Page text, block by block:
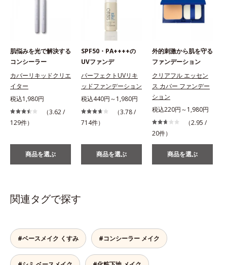
肌悩みを光で解決する
コンシーラー
カバーリキッドクリエ
イター
税込1,980円
（3.62 /
129件）
商品を選ぶ
SPF50・PA++++の
UVファンデ
パーフェクトUVリキ
ッドファンデーション
税込440円～1,980円
（3.78 /
714件）
商品を選ぶ
外的刺激から肌を守る
ファンデーション
クリアフル エッセン
ス カバー ファンデー
ション
税込220円～1,980円
（2.95 /
20件）
商品を選ぶ
関連タグで探す
#ベースメイク くすみ #コンシーラー メイク